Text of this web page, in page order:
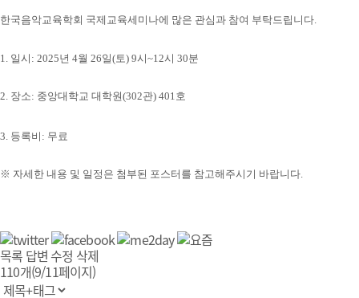
한국음악교육학회 국제교육세미나에 많은 관심과 참여 부탁드립니다.
1. 일시 : 2025년 4월 26일(토) 9시~12시 30분
2. 장소: 중앙대학교 대학원(302관) 401호
3. 등록비: 무료
※ 자세한 내용 및 일정은 첨부된 포스터를 참고해주시기 바랍니다.
목록 답변 수정 삭제
110개(9/11페이지)